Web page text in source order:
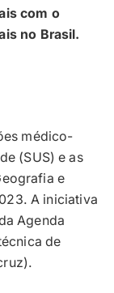
com o
no Brasil.
médico-
(SUS) e as
e
A iniciativa
Agenda
de